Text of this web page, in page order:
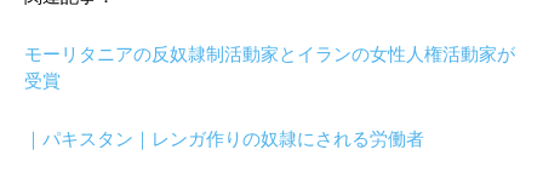
モーリタニアの反奴隷制活動家とイランの女性人権活動家が
受賞
｜パキスタン｜レンガ作りの奴隷にされる労働者